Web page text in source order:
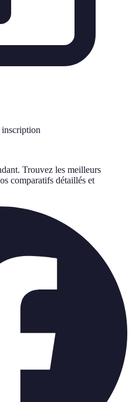
inscription
Trouvez les meilleurs
comparatifs détaillés et